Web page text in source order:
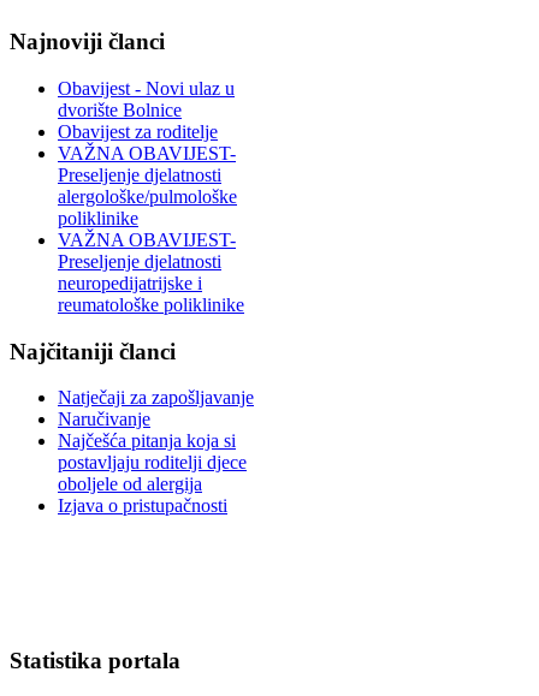
Najnoviji članci
Obavijest - Novi ulaz u
dvorište Bolnice
Obavijest za roditelje
VAŽNA OBAVIJEST-
Preseljenje djelatnosti
alergološke/pulmološke
poliklinike
VAŽNA OBAVIJEST-
Preseljenje djelatnosti
neuropedijatrijske i
reumatološke poliklinike
Najčitaniji članci
Natječaji za zapošljavanje
Naručivanje
Najčešća pitanja koja si
postavljaju roditelji djece
oboljele od alergija
Izjava o pristupačnosti
Statistika portala